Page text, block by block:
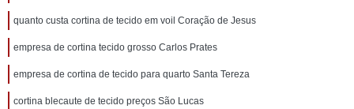
quanto custa cortina de tecido em voil Coração de Jesus
empresa de cortina tecido grosso Carlos Prates
empresa de cortina de tecido para quarto Santa Tereza
cortina blecaute de tecido preços São Lucas